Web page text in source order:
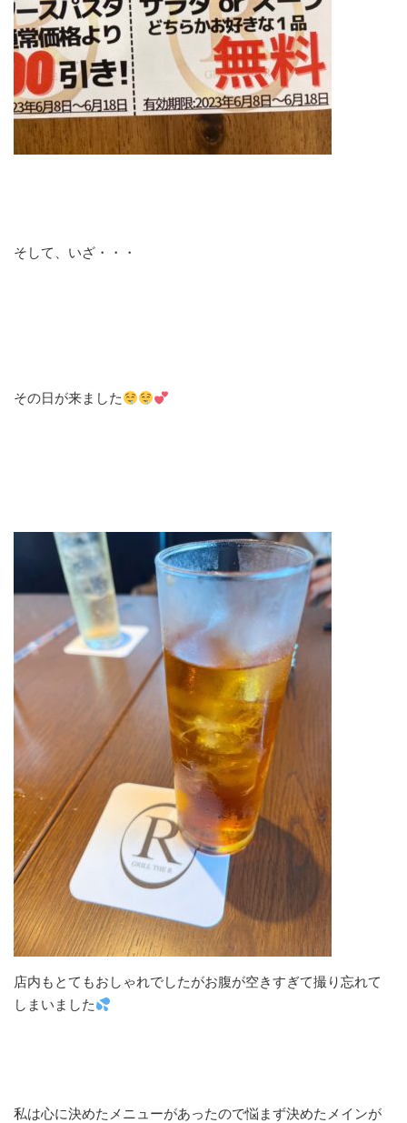
そして、いざ・・・
その日が来ました
店内もとてもおしゃれでしたがお腹が空きすぎて撮り忘れて
しまいました
私は心に決めたメニューがあったので悩まず決めたメインが